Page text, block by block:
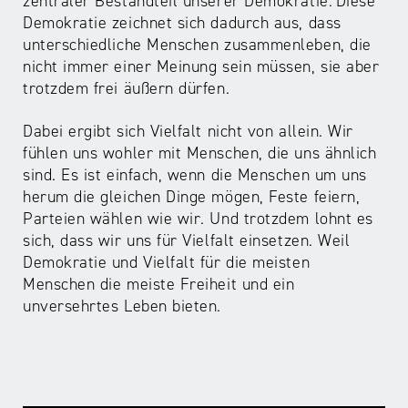
Intermediäre
in
der
Medienregulierung
Audio
Desinformation
Growth
Day
Laut-
Klar-
Festival
Medienkarriere
NRW
Medienscouts
Convention
#äsch-
Tecks
Juuuport
NRWision
FLIMMO
Förderungen
und
Ausschreibungen
Datenschutzaufsicht
Berichte
Die
Medienkommission
Demokratie zeichnet sich dadurch aus, dass
unterschiedliche Menschen zusammenleben, die
nicht immer einer Meinung sein müssen, sie aber
trotzdem frei äußern dürfen.
Dabei ergibt sich Vielfalt nicht von allein. Wir
fühlen uns wohler mit Menschen, die uns ähnlich
sind. Es ist einfach, wenn die Menschen um uns
herum die gleichen Dinge mögen, Feste feiern,
Parteien wählen wie wir. Und trotzdem lohnt es
sich, dass wir uns für Vielfalt einsetzen. Weil
Demokratie und Vielfalt für die meisten
Menschen die meiste Freiheit und ein
unversehrtes Leben bieten.